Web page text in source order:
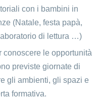
con i bambini in
(Natale, festa papà,
di lettura …)
conoscere le opportunità
previste giornate di
gli ambienti, gli spazi e
formativa.